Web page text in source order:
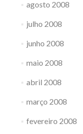
agosto 2008
julho 2008
junho 2008
maio 2008
abril 2008
março 2008
fevereiro 2008